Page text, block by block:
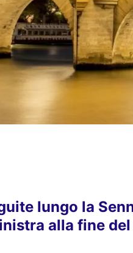
lungo la
alla fine